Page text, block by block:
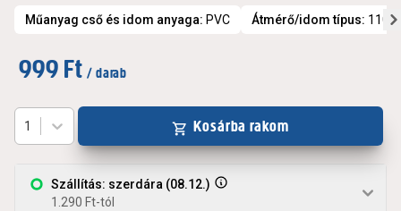
Műanyag cső és idom anyaga: PVC Átmérő/idom típus:
999 Ft / darab
Szállítás: szerdára (08.12.)
1.290 Ft-tól
1 Kosárba rakom